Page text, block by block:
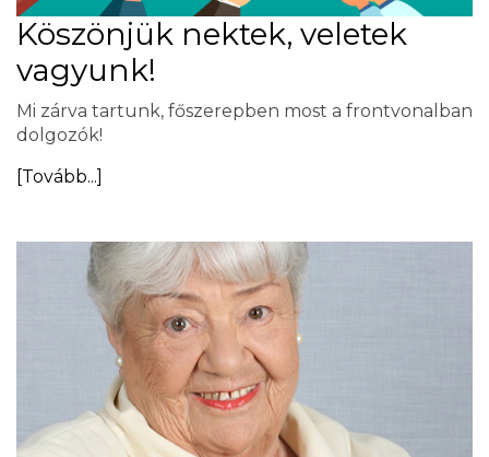
Köszönjük nektek, veletek
vagyunk!
Mi zárva tartunk, főszerepben most a frontvonalban
dolgozók!
[Tovább...]